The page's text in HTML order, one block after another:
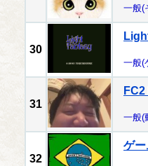
一般(
30
一般(
31
一般(
32
ゲ